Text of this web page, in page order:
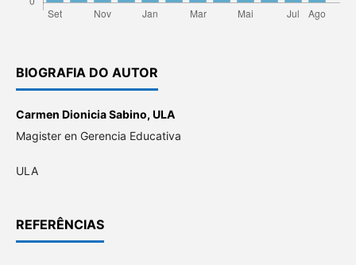
BIOGRAFIA DO AUTOR
Carmen Dionicia Sabino, ULA
Magister en Gerencia Educativa
ULA
REFERÊNCIAS